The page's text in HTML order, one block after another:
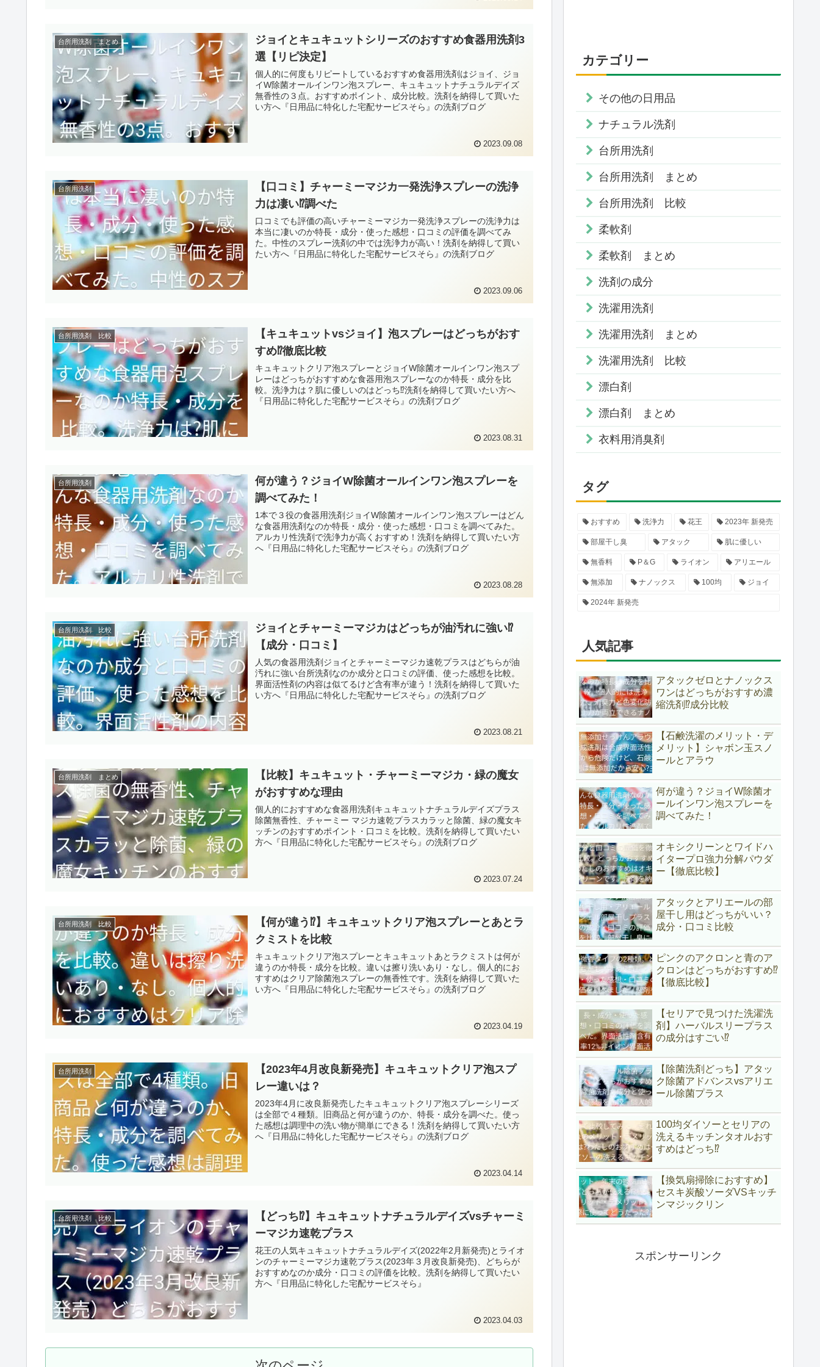
台所用洗剤 まとめ
ジョイとキュキュットシリーズのおすすめ食器用洗剤3
選【リピ決定】
個人的に何度もリピートしているおすすめ食器用洗剤はジョイ、ジョ
イW除菌オールインワン泡スプレー、キュキュットナチュラルデイズ
無香性の３点。おすすめポイント、成分比較。洗剤を納得して買いた
い方へ『日用品に特化した宅配サービスそら』の洗剤ブログ
2023.09.08
台所用洗剤
【口コミ】チャーミーマジカ一発洗浄スプレーの洗浄
力は凄い⁉調べた
口コミでも評価の高いチャーミーマジカ一発洗浄スプレーの洗浄力は
本当に凄いのか特長・成分・使った感想・口コミの評価を調べてみ
た。中性のスプレー洗剤の中では洗浄力が高い！洗剤を納得して買い
たい方へ『日用品に特化した宅配サービスそら』の洗剤ブログ
2023.09.06
台所用洗剤 比較
【キュキュットvsジョイ】泡スプレーはどっちがおす
すめ⁉徹底比較
キュキュットクリア泡スプレーとジョイW除菌オールインワン泡スプ
レーはどっちがおすすめな食器用泡スプレーなのか特長・成分を比
較。洗浄力は？肌に優しいのはどっち⁉洗剤を納得して買いたい方へ
『日用品に特化した宅配サービスそら』の洗剤ブログ
2023.08.31
台所用洗剤
何が違う？ジョイW除菌オールインワン泡スプレーを
調べてみた！
1本で３役の食器用洗剤ジョイW除菌オールインワン泡スプレーはどん
な食器用洗剤なのか特長・成分・使った感想・口コミを調べてみた。
アルカリ性洗剤で洗浄力が高くおすすめ！洗剤を納得して買いたい方
へ『日用品に特化した宅配サービスそら』の洗剤ブログ
2023.08.28
台所用洗剤 比較
ジョイとチャーミーマジカはどっちが油汚れに強い⁉
【成分・口コミ】
人気の食器用洗剤ジョイとチャーミーマジカ速乾プラスはどちらが油
汚れに強い台所洗剤なのか成分と口コミの評価、使った感想を比較。
界面活性剤の内容は似てるけど含有率が違う！洗剤を納得して買いた
い方へ『日用品に特化した宅配サービスそら』の洗剤ブログ
2023.08.21
台所用洗剤 まとめ
【比較】キュキュット・チャーミーマジカ・緑の魔女
がおすすめな理由
個人的におすすめな食器用洗剤キュキュットナチュラルデイズプラス
除菌無香性、チャーミー マジカ速乾プラスカラッと除菌、緑の魔女キ
ッチンのおすすめポイント・口コミを比較。洗剤を納得して買いたい
方へ『日用品に特化した宅配サービスそら』の洗剤ブログ
2023.07.24
台所用洗剤 比較
【何が違う⁉】キュキュットクリア泡スプレーとあとラ
クミストを比較
キュキュットクリア泡スプレーとキュキュットあとラクミストは何が
違うのか特長・成分を比較。違いは擦り洗いあり・なし。個人的にお
すすめはクリア除菌泡スプレーの無香性です。洗剤を納得して買いた
い方へ『日用品に特化した宅配サービスそら』の洗剤ブログ
2023.04.19
台所用洗剤
【2023年4月改良新発売】キュキュットクリア泡スプ
レー違いは？
2023年4月に改良新発売したキュキュットクリア泡スプレーシリーズ
は全部で４種類。旧商品と何が違うのか、特長・成分を調べた。使っ
た感想は調理中の洗い物が簡単にできる！洗剤を納得して買いたい方
へ『日用品に特化した宅配サービスそら』の洗剤ブログ
2023.04.14
台所用洗剤 比較
【どっち⁉】キュキュットナチュラルデイズvsチャーミ
ーマジカ速乾プラス
花王の人気キュキュットナチュラルデイズ(2022年2月新発売)とライオ
ンのチャーミーマジカ速乾プラス(2023年３月改良新発売)、どちらが
おすすめなのか成分・口コミの評価を比較。洗剤を納得して買いたい
方へ『日用品に特化した宅配サービスそら』
2023.04.03
カテゴリー
その他の日用品
ナチュラル洗剤
台所用洗剤
台所用洗剤 まとめ
台所用洗剤 比較
柔軟剤
柔軟剤 まとめ
洗剤の成分
洗濯用洗剤
洗濯用洗剤 まとめ
洗濯用洗剤 比較
漂白剤
漂白剤 まとめ
衣料用消臭剤
タグ
おすすめ 洗浄力 花王 2023年 新発売
部屋干し臭 アタック 肌に優しい
無香料 P＆G ライオン アリエール
無添加 ナノックス 100均 ジョイ
2024年 新発売
人気記事
アタックゼロとナノックス
ワンはどっちがおすすめ濃
縮洗剤⁉成分比較
【石鹸洗濯のメリット・デ
メリット】シャボン玉スノ
ールとアラウ
何が違う？ジョイW除菌オ
ールインワン泡スプレーを
調べてみた！
オキシクリーンとワイドハ
イタープロ強力分解パウダ
ー【徹底比較】
アタックとアリエールの部
屋干し用はどっちがいい？
成分・口コミ比較
ピンクのアクロンと青のア
クロンはどっちがおすすめ⁉
【徹底比較】
【セリアで見つけた洗濯洗
剤】ハーバルスリープラス
の成分はすごい⁉
【除菌洗剤どっち】アタッ
ク除菌アドバンスvsアリエ
ール除菌プラス
100均ダイソーとセリアの
洗えるキッチンタオルおす
すめはどっち⁉
【換気扇掃除におすすめ】
セスキ炭酸ソーダVSキッチ
ンマジックリン
スポンサーリンク